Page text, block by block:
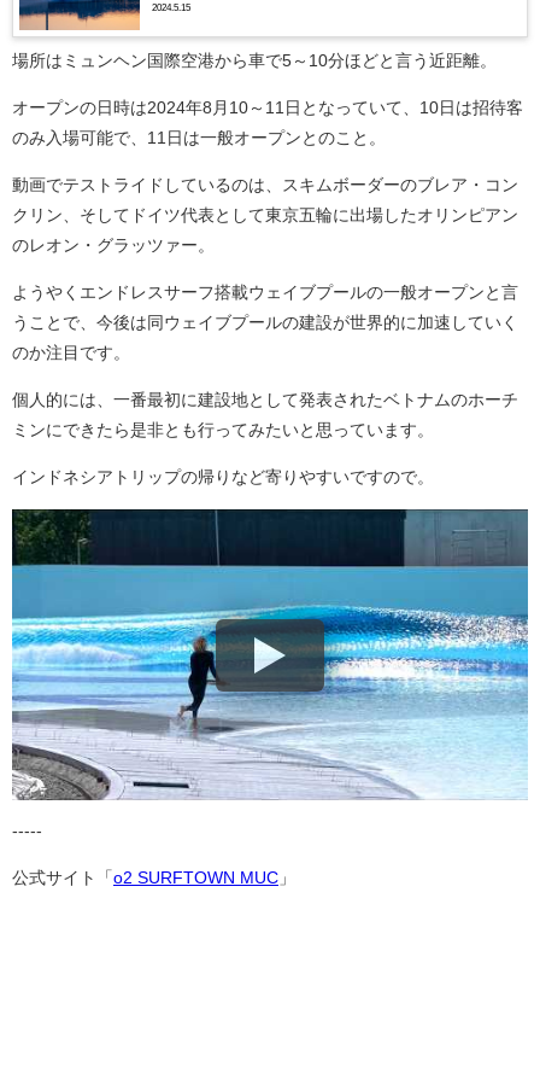
2024.5.15
場所はミュンヘン国際空港から車で5～10分ほどと言う近距離。
オープンの日時は2024年8月10～11日となっていて、10日は招待客
のみ入場可能で、11日は一般オープンとのこと。
動画でテストライドしているのは、スキムボーダーのブレア・コン
クリン、そしてドイツ代表として東京五輪に出場したオリンピアン
のレオン・グラッツァー。
ようやくエンドレスサーフ搭載ウェイブプールの一般オープンと言
うことで、今後は同ウェイブプールの建設が世界的に加速していく
のか注目です。
個人的には、一番最初に建設地として発表されたベトナムのホーチ
ミンにできたら是非とも行ってみたいと思っています。
インドネシアトリップの帰りなど寄りやすいですので。
-----
公式サイト「 o2 SURFTOWN MUC 」